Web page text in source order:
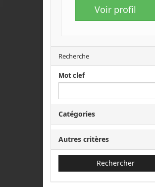
Voir profil
Recherche
Mot clef
Catégories
Autres critères
Rechercher